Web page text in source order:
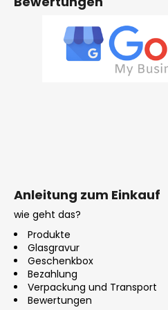
Anleitung zum Einkauf
wie geht das?
Produkte
Glasgravur
Geschenkbox
Bezahlung
Verpackung und Transport
Bewertungen